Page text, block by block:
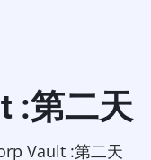
:第二天
Vault :第二天